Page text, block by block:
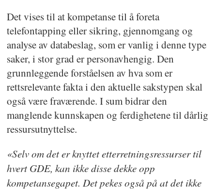
Det vises til at kompetanse til å foreta
telefontapping eller sikring, gjennomgang og
analyse av databeslag, som er vanlig i denne type
saker, i stor grad er personavhengig. Den
grunnleggende forståelsen av hva som er
rettsrelevante fakta i den aktuelle sakstypen skal
også være fraværende. I sum bidrar den
manglende kunnskapen og ferdighetene til dårlig
ressursutnyttelse.
«Selv om det er knyttet etterretningsressurser til
hvert GDE, kan ikke disse dekke opp
kompetansegapet. Det pekes også på at det ikke